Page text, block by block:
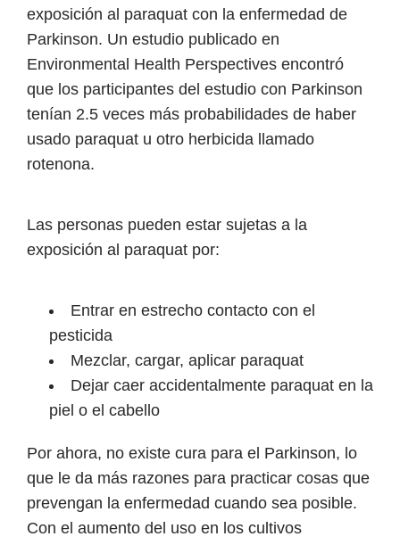
exposición al paraquat con la enfermedad de
Parkinson. Un estudio publicado en
Environmental Health Perspectives encontró
que los participantes del estudio con Parkinson
tenían 2.5 veces más probabilidades de haber
usado paraquat u otro herbicida llamado
rotenona.
Las personas pueden estar sujetas a la
exposición al paraquat por:
Entrar en estrecho contacto con el
pesticida
Mezclar, cargar, aplicar paraquat
Dejar caer accidentalmente paraquat en la
piel o el cabello
Por ahora, no existe cura para el Parkinson, lo
que le da más razones para practicar cosas que
prevengan la enfermedad cuando sea posible.
Con el aumento del uso en los cultivos